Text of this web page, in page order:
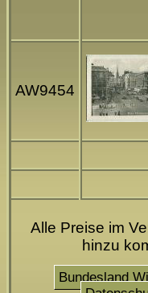
AW9454
Alle Preise im
hinzu
Bundesland